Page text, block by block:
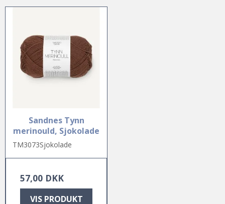
Sandnes Tynn
merinould, Sjokolade
TM3073Sjokolade
57,00 DKK
VIS PRODUKT